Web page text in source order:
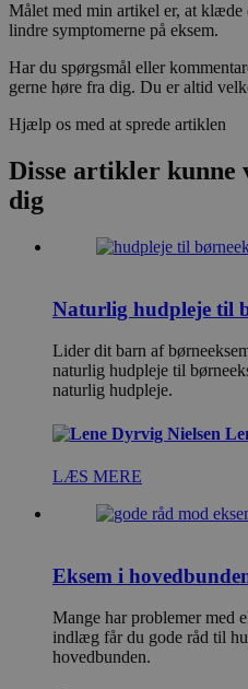
Målet med min artikel er, at
lindre symptomerne på eksem.
Har du spørgsmål eller
gerne høre fra dig. Du er altid
Hjælp os med at sprede artiklen
Disse artikler kunne
dig
Naturlig hudpleje til
Lider dit barn af
naturlig hudpleje til
naturlig hudpleje.
LÆS MERE
Eksem i
Mange har problemer med
indlæg får du gode råd til
hovedbunden.